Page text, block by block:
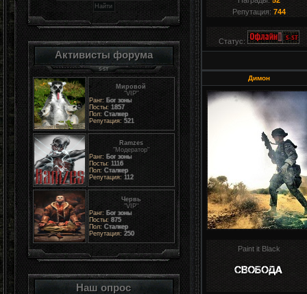
Активисты форума
Мировой
"VIP"
Ранг: Бог зоны
Посты: 1857
Пол: Сталкер
Репутация: 521
Ramzes
"Модератор"
Ранг: Бог зоны
Посты: 1116
Пол: Сталкер
Репутация: 112
Червь
"VIP"
Ранг: Бог зоны
Посты: 875
Пол: Сталкер
Репутация: 250
Наш опрос
Репутация: 744
Статус:
Димон
Paint it Black